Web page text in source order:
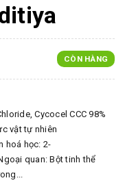
CÒN HÀNG
Cycocel CCC 98%
vật tự nhiên
hoá học: 2-
quan: Bột tinh thể